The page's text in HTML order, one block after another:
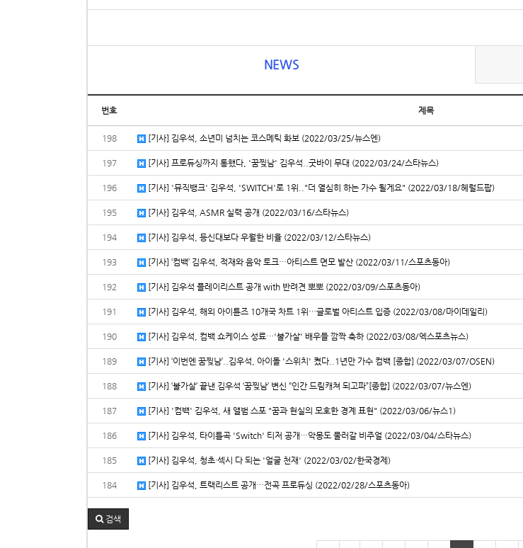
NEWS
번호 제목
198 [기사] 김우석, 소년미 넘치는 코스메틱 화보 (2022/03/25/뉴스엔)
197 [기사] 프로듀싱까지 통했다, '꿈찢남' 김우석..굿바이 무대 (2022/03/24/스타뉴스)
196 [기사] '뮤직뱅크' 김우석, 'SWITCH'로 1위.."더 열심히 하는 가수 될게요" (2022/03/18/헤럴드팝)
195 [기사] 김우석, ASMR 실력 공개 (2022/03/16/스타뉴스)
194 [기사] 김우석, 등신대보다 우월한 비율 (2022/03/12/스타뉴스)
193 [기사] ‘컴백’ 김우석, 적재와 음악 토크…아티스트 면모 발산 (2022/03/11/스포츠동아)
192 [기사] 김우석 플레이리스트 공개 with 반려견 뽀뽀 (2022/03/09/스포츠동아)
191 [기사] 김우석, 해외 아이튠즈 10개국 차트 1위…글로벌 아티스트 입증 (2022/03/08/마이데일리)
190 [기사] 김우석, 컴백 쇼케이스 성료…'불가살' 배우들 깜짝 축하 (2022/03/08/엑스포츠뉴스)
189 [기사] ‘이번엔 꿈찢남’..김우석, 아이돌 '스위치' 켰다..1년만 가수 컴백 [종합] (2022/03/07/OSEN)
188 [기사] ‘불가살’ 끝낸 김우석 ‘꿈찢남’ 변신 “인간 드림캐쳐 되고파”[종합] (2022/03/07/뉴스엔)
187 [기사] '컴백' 김우석, 새 앨범 스포 "꿈과 현실의 모호한 경계 표현" (2022/03/06/뉴스1)
186 [기사] 김우석, 타이틀곡 'Switch' 티저 공개…악몽도 물러갈 비주얼 (2022/03/04/스타뉴스)
185 [기사] 김우석, 청초·섹시 다 되는 '얼굴 천재' (2022/03/02/한국경제)
184 [기사] 김우석, 트랙리스트 공개…전곡 프로듀싱 (2022/02/28/스포츠동아)
검색